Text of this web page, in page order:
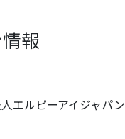
報
エルピーアイジャパン